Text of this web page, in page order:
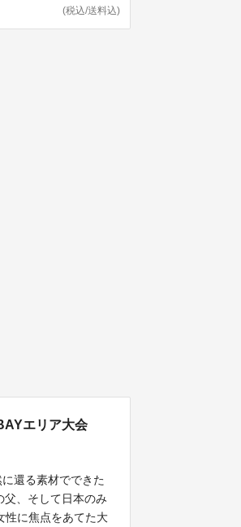
(税込/送料込)
エリア大会
還る素材でできた
、そして日本のみ
性に焦点をあてた大